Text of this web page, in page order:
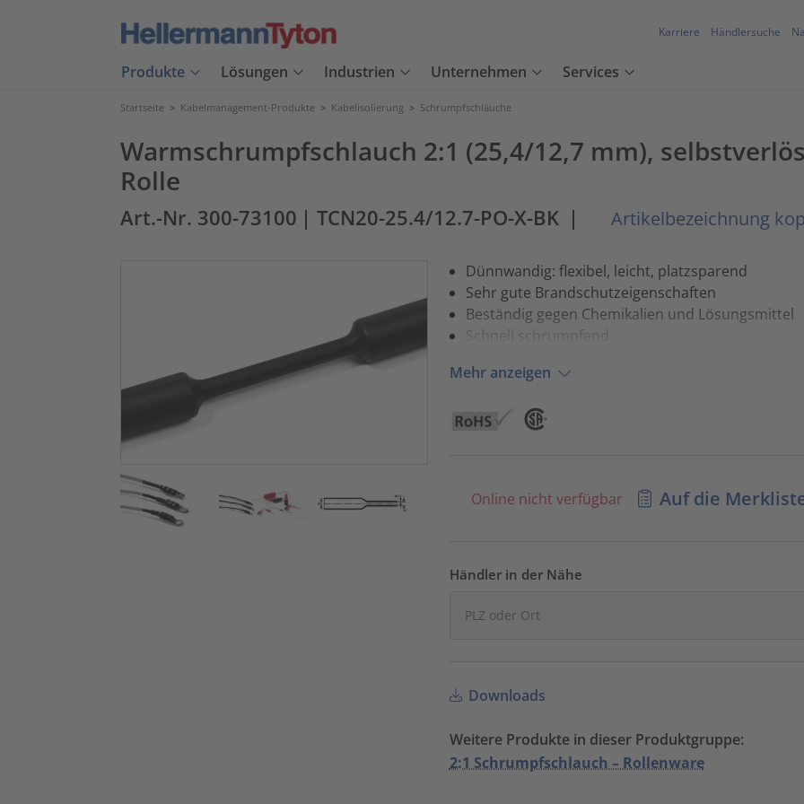
Karriere Händlersuche
Produkte Lösungen Industrien Unternehmen Services
Startseite > Kabelmanagement-Produkte > Kabelisolierung > Schrumpfschläuche
Warmschrumpfschlauch 2:1 (25,4/12,7 mm),
Rolle
Art.-Nr. 300-73100 | TCN20-25.4/12.7-PO-X-BK | Artikelbezeichnung
Dünnwandig: flexibel, leicht, platzsparend
Sehr gute Brandschutzeigenschaften
Beständig gegen Chemikalien und Lösungsmittel
Schnell schrumpfend
Mehr anzeigen
Online nicht verfügbar Auf die
Händler in der Nähe
Downloads
Weitere Produkte in dieser Produktgruppe:
2:1 Schrumpfschlauch – Rollenware